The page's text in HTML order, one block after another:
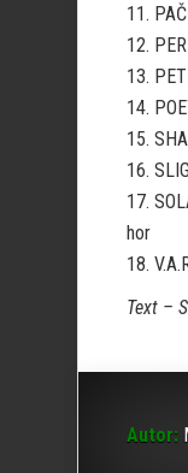
11.
12.
13.
14.
15.
16.
17.
hor
18.
Text –
Autor: